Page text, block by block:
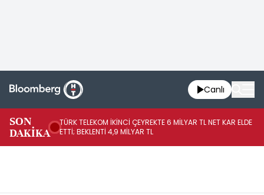
Canlı
SON
DAKİKA
TÜRK TELEKOM İKİNCİ ÇEYREKTE 6 MİLYAR TL NET KAR ELDE
ETTİ; BEKLENTİ 4,9 MİLYAR TL